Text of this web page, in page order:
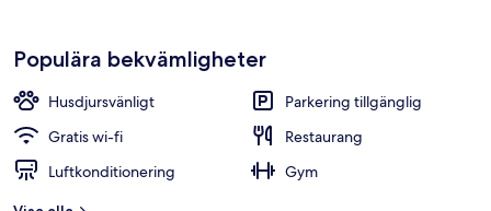
Populära bekvämligheter
Husdjursvänligt
Parkering tillgänglig
Gratis wi-fi
Restaurang
Luftkonditionering
Gym